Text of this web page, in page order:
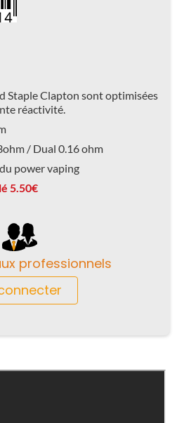
Staple Clapton sont optimisées
réactivité.
/ Dual 0.16 ohm
power vaping
5.50€
professionnels